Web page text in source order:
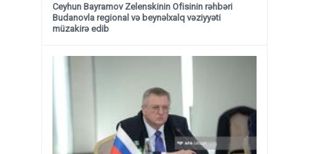
Ceyhun Bayramov Zelenskinin Ofisinin rəhbəri
Budanovla regional və beynəlxalq vəziyyəti
müzakirə edib